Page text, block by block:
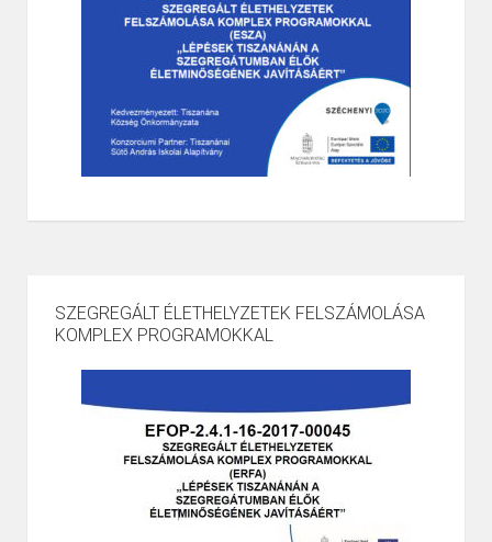
SZEGREGÁLT ÉLETHELYZETEK FELSZÁMOLÁSA
KOMPLEX PROGRAMOKKAL